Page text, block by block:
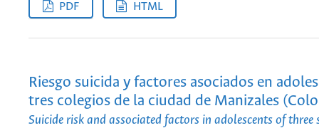
PDF HTML
Riesgo suicida y factores asociados en
tres colegios de la ciudad de Manizales
Suicide risk and associated factors in adolescents of three